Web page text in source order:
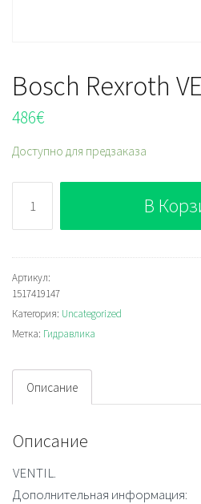
Bosch Rexroth
486€
Доступно для предзаказа
Bosch
Rexroth
VENTIL.
В
Артикул:
1517419147
Категория: Uncategorized
Метка: Гидравлика
Описание
Описание
VENTIL.
Дополнительная информация: